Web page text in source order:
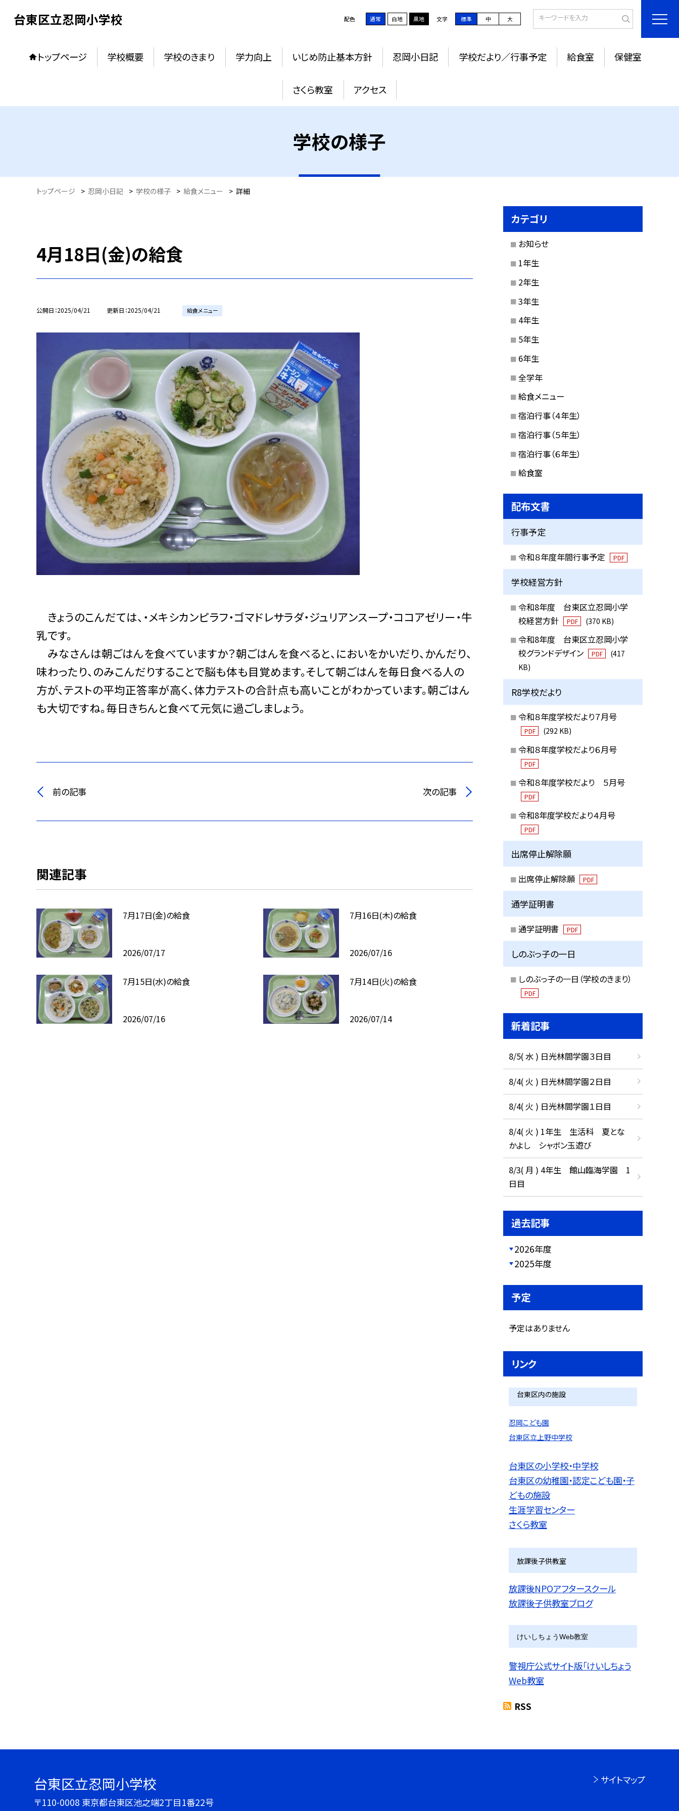
台東区立忍岡小学校 配色 通常 白地 黒地 文字 標準 中 大
トップページ 学校概要 学校のきまり 学力向上 いじめ防止基本方針 忍岡小日記 学校だより／行事予定 給食室 保健室
さくら教室 アクセス
学校の様子
トップページ > 忍岡小日記 > 学校の様子 > 給食メニュー > 詳細
4月18日(金)の給食
公開日 2025/04/21 更新日 2025/04/21 給食メニュー
きょうのこんだては、・メキシカンピラフ・ゴマドレサラダ・ジュリアンスープ・ココアゼリー・牛
乳です。
みなさんは朝ごはんを食べていますか？朝ごはんを食べると、においをかいだり、かんだり、
味わったり、のみこんだりすることで脳も体も目覚めます。そして朝ごはんを毎日食べる人の
方が、テストの平均正答率が高く、体力テストの合計点も高いことがわかっています。朝ごはん
も大切ですね。毎日きちんと食べて元気に過ごしましょう。
前の記事 次の記事
関連記事
7月17日(金)の給食
2026/07/17
7月16日(木)の給食
2026/07/16
7月15日(水)の給食
2026/07/16
7月14日(火)の給食
2026/07/14
カテゴリ
お知らせ
1年生
2年生
3年生
4年生
5年生
6年生
全学年
給食メニュー
宿泊行事（４年生）
宿泊行事（５年生）
宿泊行事（６年生）
給食室
配布文書
行事予定
令和８年度年間行事予定 PDF
学校経営方針
令和8年度 台東区立忍岡小学
校経営方針
PDF (370 KB)
令和8年度 台東区立忍岡小学
校グランドデザイン
PDF
(417
KB)
R8学校だより
令和８年度学校だより７月号
PDF (292 KB)
令和８年度学校だより６月号
PDF
令和８年度学校だより ５月号
PDF
令和8年度学校だより４月号
PDF
出席停止解除願
出席停止解除願 PDF
通学証明書
通学証明書 PDF
しのぶっ子の一日
しのぶっ子の一日（学校のきまり）
PDF
新着記事
8/5( 水 ) 日光林間学園３日目
8/4( 火 ) 日光林間学園２日目
8/4( 火 ) 日光林間学園１日目
8/4( 火 ) 1年生 生活科 夏とな
かよし シャボン玉遊び
8/3( 月 ) 4年生 館山臨海学園 1
日目
過去記事
2026年度
2025年度
予定
予定はありません
リンク
台東区内の施設
忍岡こども園
台東区立上野中学校
台東区の小学校・中学校
台東区の幼稚園・認定こども園・子
どもの施設
生涯学習センター
さくら教室
放課後子供教室
放課後NPOアフタースクール
放課後子供教室ブログ
けいしちょうWeb教室
警視庁公式サイト版「けいしちょう
Web教室
RSS
台東区立忍岡小学校
〒110-0008 東京都台東区池之端2丁目1番22号
サイトマップ